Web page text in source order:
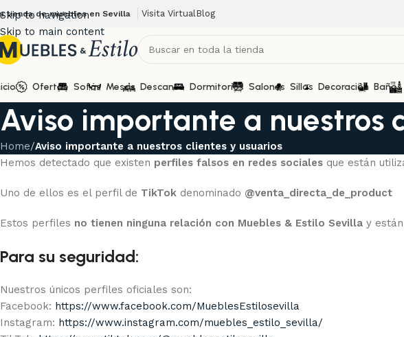
Skip to navigation
Skip to main content
tienda de muebles en Sevilla Visita VirtualBlog
Ofertas Sofás Mesas Descanso Dormitorios Salones Sillas Decoración Baños
Aviso importante a nuestros
Home/Aviso importante a nuestros clientes y usuarios
Hemos detectado que existen perfiles falsos en redes sociales que están
Uno de ellos es el perfil de TikTok denominado @venta_directa_de_product
Estos perfiles no tienen ninguna relación con Muebles & Estilo Sevilla y
Para su seguridad:
Nuestros únicos perfiles oficiales son:
Facebook: https://www.facebook.com/MueblesEstilosevilla
Instagram: https://www.instagram.com/muebles_estilo_sevilla/